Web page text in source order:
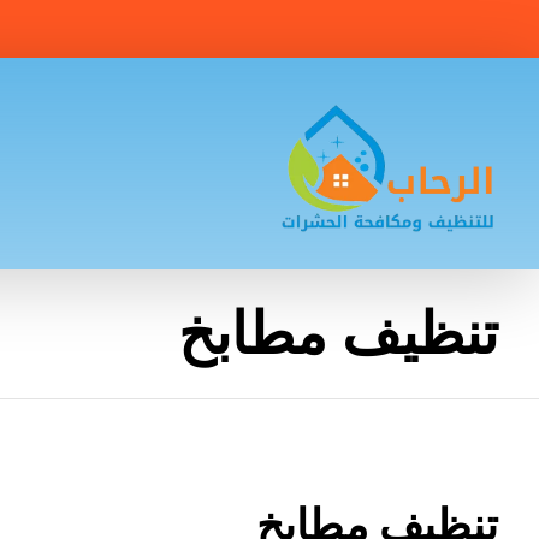
تنظيف مطابخ
تنظيف مطابخ